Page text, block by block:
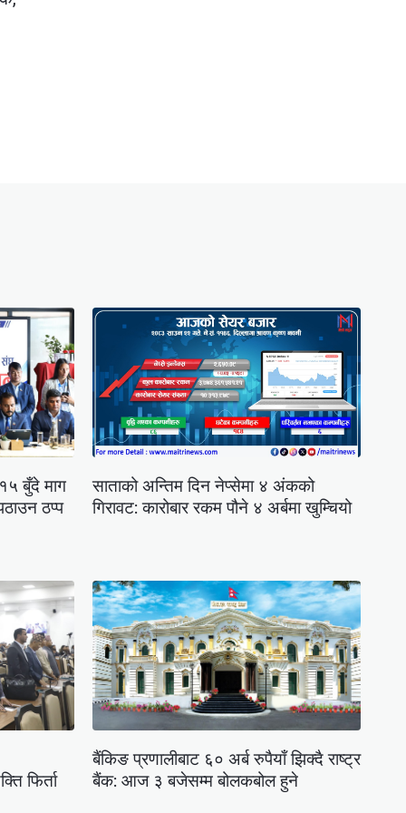
१५ बुँदे माग
ठप्प
साताको अन्तिम दिन नेप्सेमा ४ अंकको
गिरावट: कारोबार रकम पौने ४ अर्बमा खुम्चियो
फिर्ता
बैंकिङ प्रणालीबाट ६० अर्ब रुपैयाँ झिक्दै राष्ट्र
बैंक: आज ३ बजेसम्म बोलकबोल हुने